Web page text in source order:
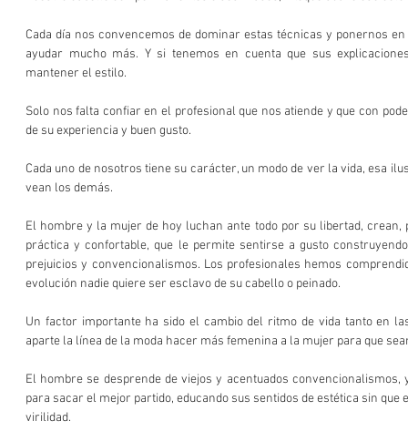
Cada día nos convencemos de dominar estas técnicas y ponernos
ayudar mucho más. Y si tenemos en cuenta que sus
mantener el estilo.
Solo nos falta confiar en el profesional que nos atiende y que con
de su experiencia y buen gusto.
Cada uno de nosotros tiene su carácter, un modo de ver la vida, esa
vean los demás.
El hombre y la mujer de hoy luchan ante todo por su libertad, crean,
práctica y confortable, que le permite sentirse a gusto
prejuicios y convencionalismos. Los profesionales hemos
evolución nadie quiere ser esclavo de su cabello o peinado.
Un factor importante ha sido el cambio del ritmo de vida tanto en
aparte la línea de la moda hacer más femenina a la mujer para que
El hombre se desprende de viejos y acentuados
para sacar el mejor partido, educando sus sentidos de estética sin que
virilidad.